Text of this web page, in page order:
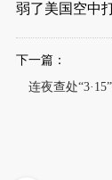
弱了美国空中
下一篇：
连夜查处